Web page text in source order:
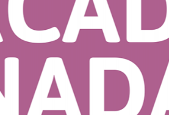
Do 28 De
Novembro
Ao 5 De
Xaneiro En
Compostela